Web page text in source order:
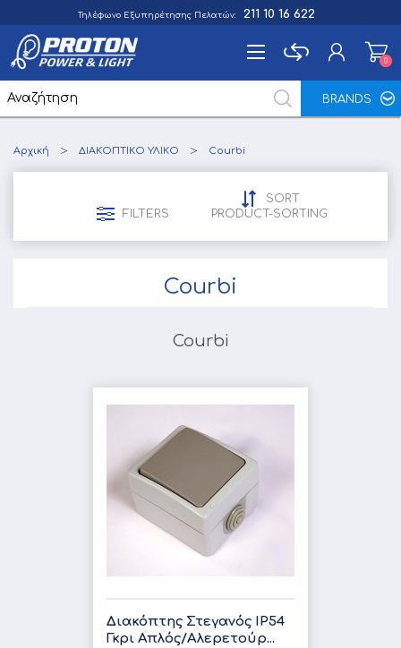
Τηλέφωνο Εξυπηρέτησης Πελατών: 211 10 16 622
BRANDS
Σύνδεση
00
Αρχική ΔΙΑΚΟΠΤΙΚΟ ΥΛΙΚΟ Courbi
FILTERS
SORT
PRODUCT-SORTING
Courbi
Courbi
Διακόπτης Στεγανός IP54
Γκρι Απλός/Αλερετούρ...